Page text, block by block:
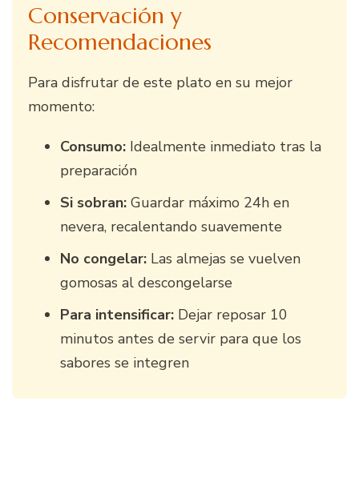
Conservación y
Recomendaciones
Para disfrutar de este plato en su mejor
momento:
Consumo: Idealmente inmediato tras la
preparación
Si sobran: Guardar máximo 24h en
nevera, recalentando suavemente
No congelar: Las almejas se vuelven
gomosas al descongelarse
Para intensificar: Dejar reposar 10
minutos antes de servir para que los
sabores se integren